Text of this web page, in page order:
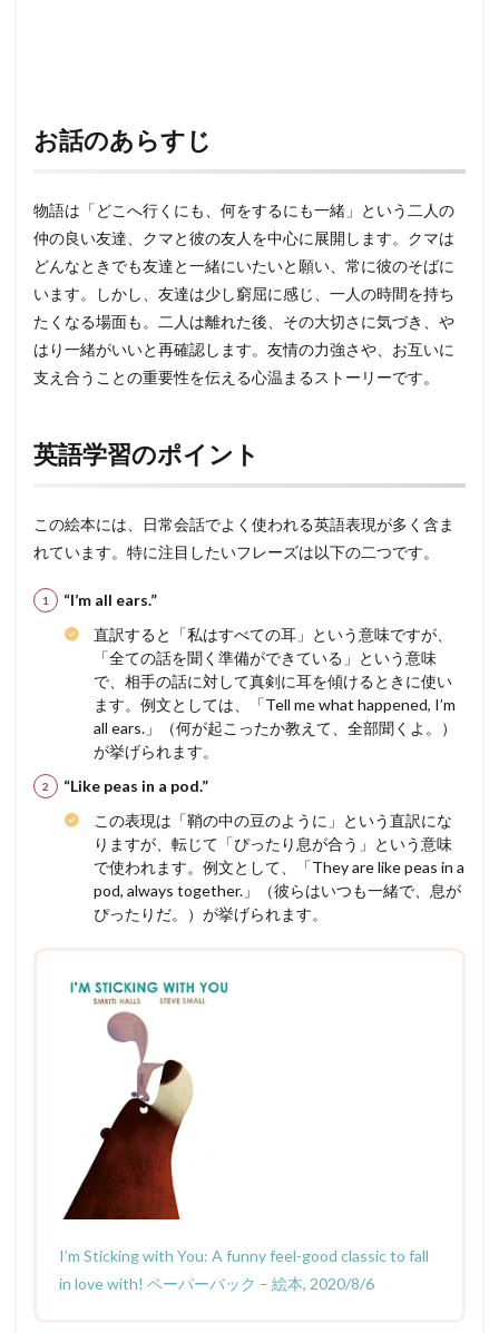
お話のあらすじ
物語は「どこへ行くにも、何をするにも一緒」という二人の
仲の良い友達、クマと彼の友人を中心に展開します。クマは
どんなときでも友達と一緒にいたいと願い、常に彼のそばに
います。しかし、友達は少し窮屈に感じ、一人の時間を持ち
たくなる場面も。二人は離れた後、その大切さに気づき、や
はり一緒がいいと再確認します。友情の力強さや、お互いに
支え合うことの重要性を伝える心温まるストーリーです。
英語学習のポイント
この絵本には、日常会話でよく使われる英語表現が多く含ま
れています。特に注目したいフレーズは以下の二つです。
“I’m all ears.”
直訳すると「私はすべての耳」という意味ですが、
「全ての話を聞く準備ができている」という意味
で、相手の話に対して真剣に耳を傾けるときに使い
ます。例文としては、「Tell me what happened, I’m
all ears.」（何が起こったか教えて、全部聞くよ。）
が挙げられます。
“Like peas in a pod.”
この表現は「鞘の中の豆のように」という直訳にな
りますが、転じて「ぴったり息が合う」という意味
で使われます。例文として、「They are like peas in a
pod, always together.」（彼らはいつも一緒で、息が
ぴったりだ。）が挙げられます。
I’m Sticking with You: A funny feel-good classic to fall
in love with! ペーパーバック – 絵本, 2020/8/6